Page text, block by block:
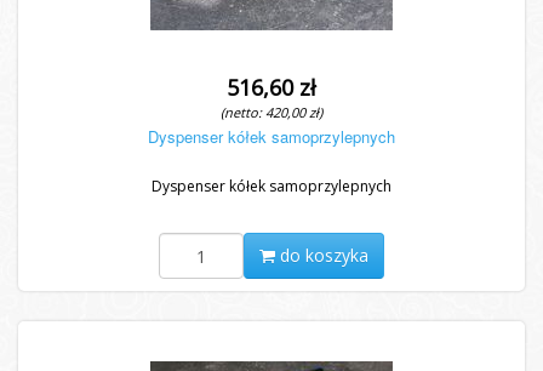
516,60 zł
(netto: 420,00 zł)
Dyspenser kółek samoprzylepnych
Dyspenser kółek samoprzylepnych
do koszyka